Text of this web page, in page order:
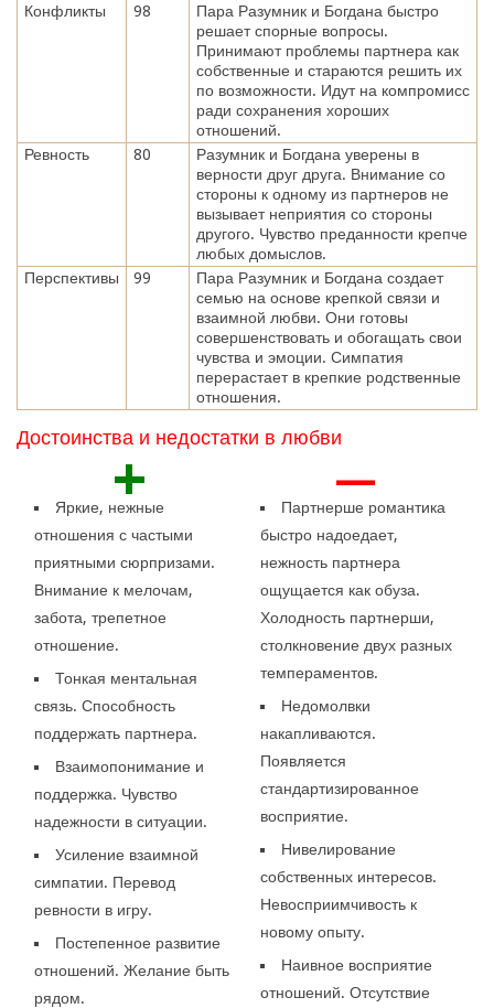
Конфликты
98
Пара Разумник и Богдана быстро
решает спорные вопросы.
Принимают проблемы партнера как
собственные и стараются решить их
по возможности. Идут на компромисс
ради сохранения хороших
отношений.
Ревность
80
Разумник и Богдана уверены в
верности друг друга. Внимание со
стороны к одному из партнеров не
вызывает неприятия со стороны
другого. Чувство преданности крепче
любых домыслов.
Перспективы
99
Пара Разумник и Богдана создает
семью на основе крепкой связи и
взаимной любви. Они готовы
совершенствовать и обогащать свои
чувства и эмоции. Симпатия
перерастает в крепкие родственные
отношения.
Достоинства и недостатки в любви
+
Яркие, нежные
отношения с частыми
приятными сюрпризами.
Внимание к мелочам,
забота, трепетное
отношение.
Тонкая ментальная
связь. Способность
поддержать партнера.
Взаимопонимание и
поддержка. Чувство
надежности в ситуации.
Усиление взаимной
симпатии. Перевод
ревности в игру.
Постепенное развитие
отношений. Желание быть
рядом.
—
Партнерше романтика
быстро надоедает,
нежность партнера
ощущается как обуза.
Холодность партнерши,
столкновение двух разных
темпераментов.
Недомолвки
накапливаются.
Появляется
стандартизированное
восприятие.
Нивелирование
собственных интересов.
Невосприимчивость к
новому опыту.
Наивное восприятие
отношений. Отсутствие